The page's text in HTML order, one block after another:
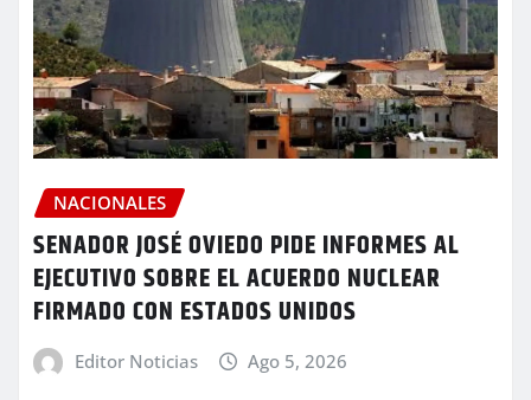
NACIONALES
SENADOR JOSÉ OVIEDO PIDE INFORMES AL
EJECUTIVO SOBRE EL ACUERDO NUCLEAR
FIRMADO CON ESTADOS UNIDOS
Editor Noticias Ago 5, 2026